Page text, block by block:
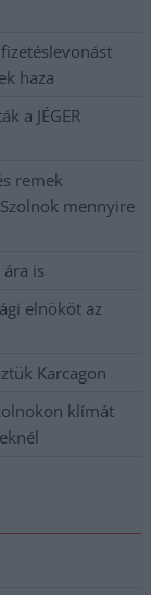
haza
a JÉGER
remek
mennyire
is
elnököt az
Karcagon
klímát